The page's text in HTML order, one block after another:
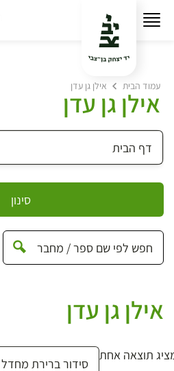
עמוד הבית אילן גן עדן
אילן גן עדן
סינון
אילן גן עדן
תוצאה אחת